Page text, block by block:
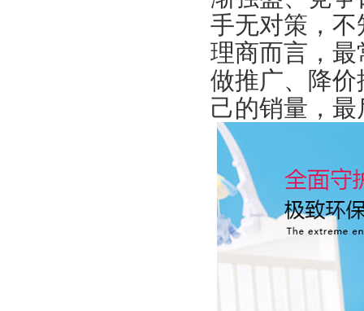
手无对策，
理商而言，
做推广、降
己的销量，